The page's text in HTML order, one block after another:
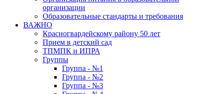
организации
Образовательные стандарты и требования
ВАЖНО
Красногвардейскому району 50 лет
Прием в детский сад
ТПМПК и ИПРА
Группы
Группа - №1
Группа - №2
Группа - №3